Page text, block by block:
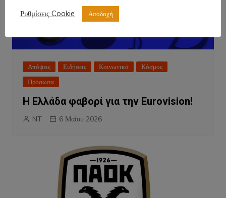
Απόψεις Ειδήσεις Κοινωνικά
Κόσμος
Πρόσωπα
Η Ελλάδα φαβορί για την Eurovision!
NT 6 Μαΐου 2026
Ρυθμίσεις Cookie
Αποδοχή